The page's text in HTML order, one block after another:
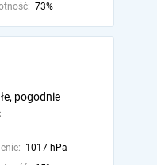
73%
pogodnie
1017 hPa